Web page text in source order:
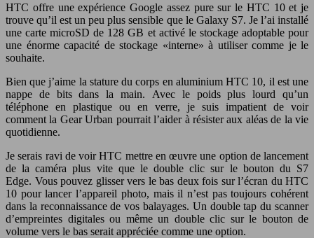
HTC offre une expérience Google assez pure sur le HTC 10 et je
trouve qu’il est un peu plus sensible que le Galaxy S7. Je l’ai installé
une carte microSD de 128 GB et activé le stockage adoptable pour
une énorme capacité de stockage «interne» à utiliser comme je le
souhaite.
Bien que j’aime la stature du corps en aluminium HTC 10, il est une
nappe de bits dans la main. Avec le poids plus lourd qu’un
téléphone en plastique ou en verre, je suis impatient de voir
comment la Gear Urban pourrait l’aider à résister aux aléas de la vie
quotidienne.
Je serais ravi de voir HTC mettre en œuvre une option de lancement
de la caméra plus vite que le double clic sur le bouton du S7
Edge. Vous pouvez glisser vers le bas deux fois sur l’écran du HTC
10 pour lancer l’appareil photo, mais il n’est pas toujours cohérent
dans la reconnaissance de vos balayages. Un double tap du scanner
d’empreintes digitales ou même un double clic sur le bouton de
volume vers le bas serait appréciée comme une option.